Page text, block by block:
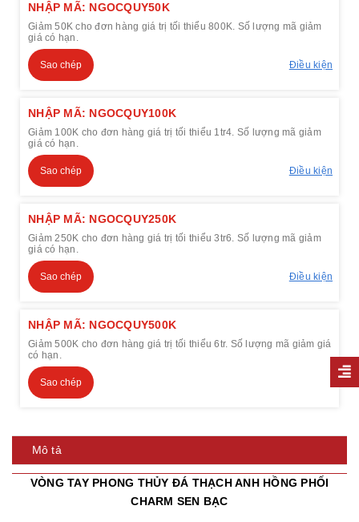
NHẬP MÃ: NGOCQUY50K
Giảm 50K cho đơn hàng giá trị tối thiểu 800K. Số lượng mã giảm
giá có hạn.
Sao chép Điều kiện
NHẬP MÃ: NGOCQUY100K
Giảm 100K cho đơn hàng giá trị tối thiểu 1tr4. Số lượng mã giảm
giá có hạn.
Sao chép Điều kiện
NHẬP MÃ: NGOCQUY250K
Giảm 250K cho đơn hàng giá trị tối thiểu 3tr6. Số lượng mã giảm
giá có hạn.
Sao chép Điều kiện
NHẬP MÃ: NGOCQUY500K
Giảm 500K cho đơn hàng giá trị tối thiểu 6tr. Số lượng mã giảm giá
có hạn.
Sao chép
Mô tả
VÒNG TAY PHONG THỦY ĐÁ THẠCH ANH HỒNG PHỐI
CHARM SEN BẠC